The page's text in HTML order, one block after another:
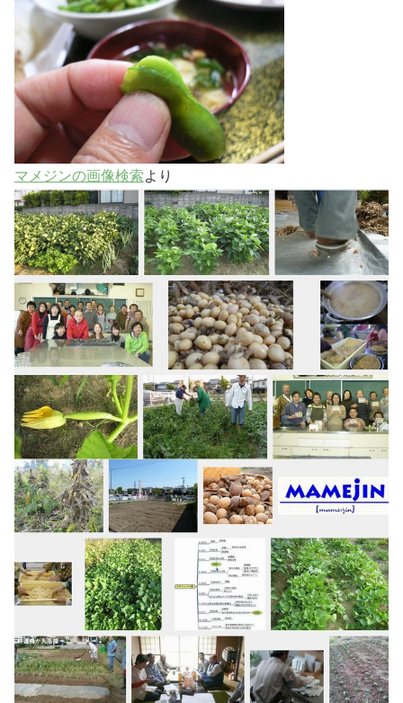
マメジンの画像検索より